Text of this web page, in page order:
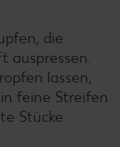
die
auspressen.
lassen,
feine Streifen
Stücke